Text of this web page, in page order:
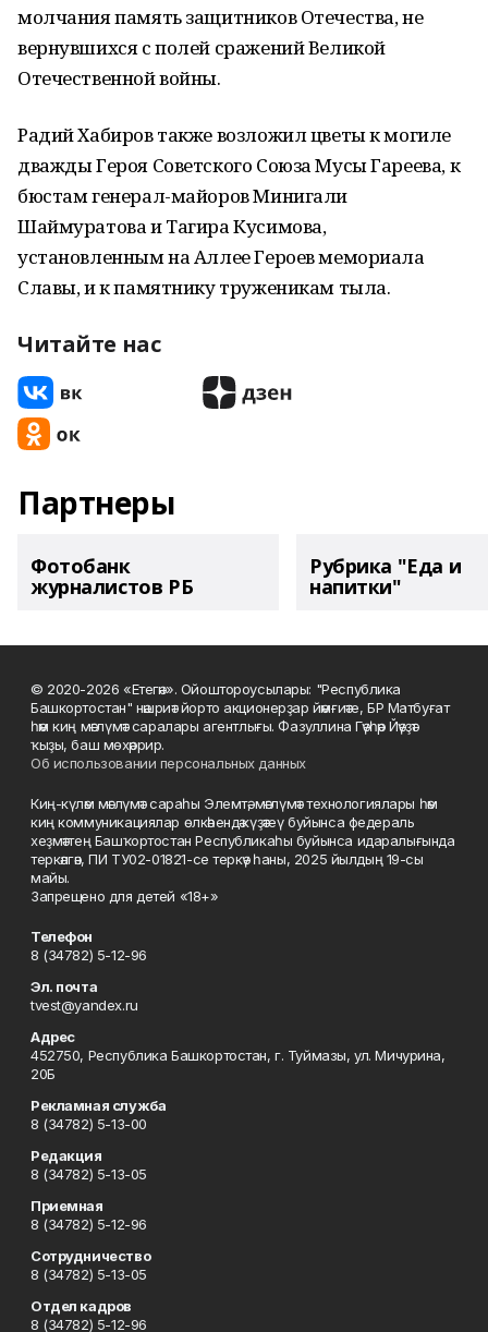
молчания память защитников Отечества, не
вернувшихся с полей сражений Великой
Отечественной войны.
Радий Хабиров также возложил цветы к могиле
дважды Героя Советского Союза Мусы Гареева, к
бюстам генерал-майоров Минигали
Шаймуратова и Тагира Кусимова,
установленным на Аллее Героев мемориала
Славы, и к памятнику труженикам тыла.
Читайте нас
Партнеры
Фотобанк
журналистов РБ
Рубрика "Еда и
напитки"
© 2020-2026 «Етегән». Ойоштороусылары: "Республика
Башкортостан" нәшриәт йорто акционерҙар йәмғиәте, БР Матбуғат
һәм киң мәғлүмәт саралары агентлығы. Фазуллина Гәүһәр Йәүҙәт
ҡыҙы, баш мөхәррир.
Об использовании персональных данных
Киң-күләм мәғлүмәт сараһы Элемтә, мәғлүмәт технологиялары һәм
киң коммуникациялар өлкәһендә күҙәтеү буйынса федераль
хеҙмәттең Башҡортостан Республикаһы буйынса идаралығында
теркәлгән, ПИ ТУ02-01821-се теркәү һаны, 2025 йылдың 19-сы
майы.
Запрещено для детей «18+»
Телефон
8 (34782) 5-12-96
Эл. почта
tvest@yandex.ru
Адрес
452750, Республика Башкортостан, г. Туймазы, ул. Мичурина,
20Б
Рекламная служба
8 (34782) 5-13-00
Редакция
8 (34782) 5-13-05
Приемная
8 (34782) 5-12-96
Сотрудничество
8 (34782) 5-13-05
Отдел кадров
8 (34782) 5-12-96